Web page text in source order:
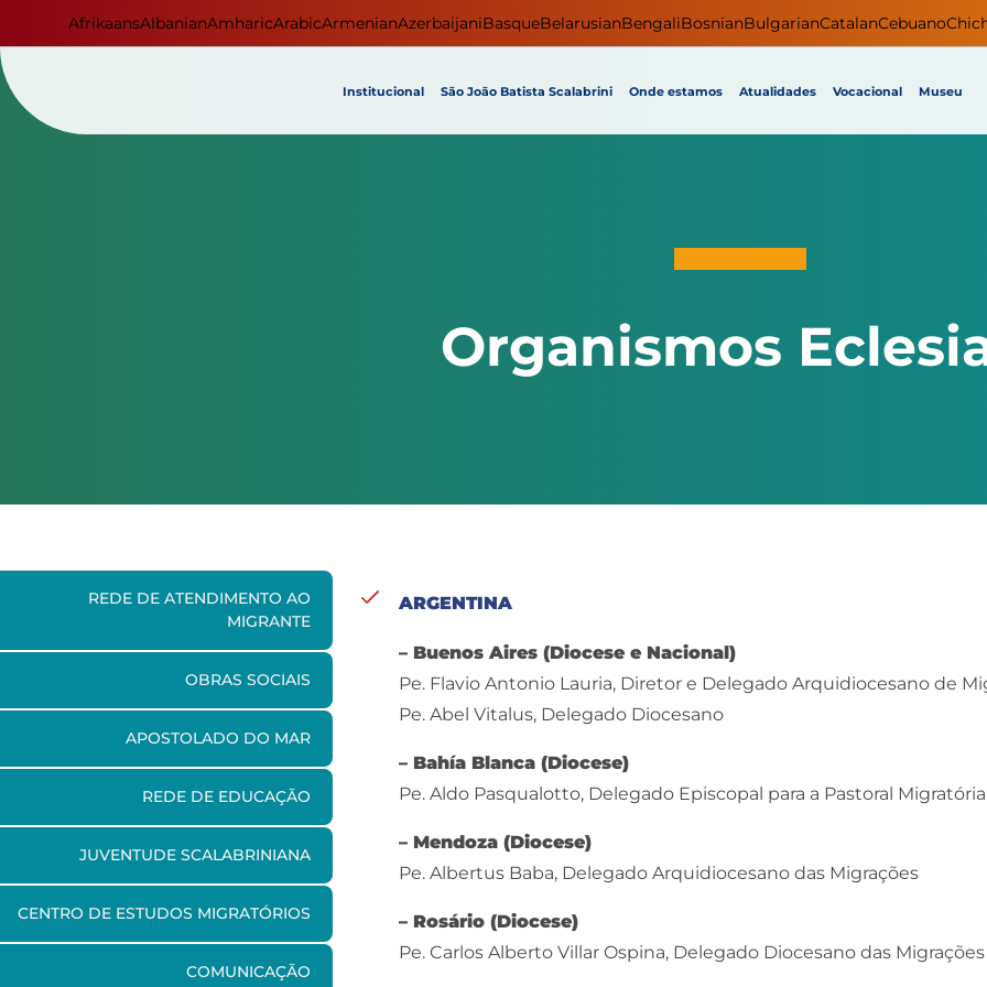
AfrikaansAlbanianAmharicArabicArmenianAzerbaijaniBasqueBelarusianBengaliBosnianBulgarianCatalanCebuano
Institucional São João Batista Scalabrini Onde estamos Atualidades Vocacional Museu
Organismos
REDE DE ATENDIMENTO AO
MIGRANTE
OBRAS SOCIAIS
APOSTOLADO DO MAR
REDE DE EDUCAÇÃO
JUVENTUDE SCALABRINIANA
CENTRO DE ESTUDOS MIGRATÓRIOS
COMUNICAÇÃO
ARGENTINA
– Buenos Aires (Diocese e Nacional)
Pe. Flavio Antonio Lauria, Diretor e Delegado Arquidiocesano de
Pe. Abel Vitalus, Delegado Diocesano
– Bahía Blanca (Diocese)
Pe. Aldo Pasqualotto, Delegado Episcopal para a Pastoral Migratória
– Mendoza (Diocese)
Pe. Albertus Baba, Delegado Arquidiocesano das Migrações
– Rosário (Diocese)
Pe. Carlos Alberto Villar Ospina, Delegado Diocesano das Migrações